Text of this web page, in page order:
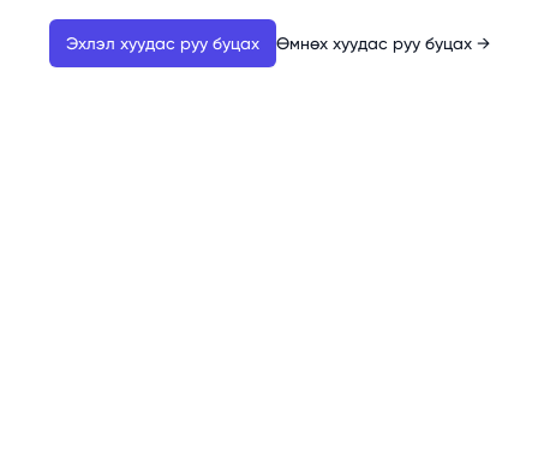
Эхлэл хуудас руу буцах Өмнөх хуудас руу буцах →